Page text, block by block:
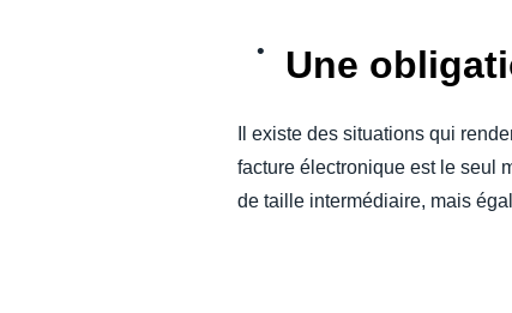
Une
Il existe des situations qui
facture électronique est le seul
de taille intermédiaire, mais